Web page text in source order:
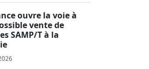
ouvre la voie à
vente de
SAMP/T à la